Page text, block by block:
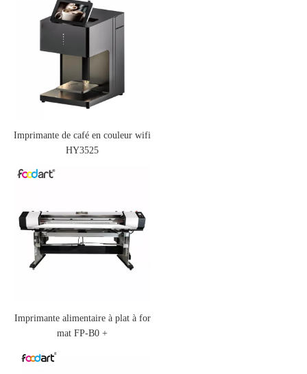
Imprimante de café en couleur wifi
HY3525
Imprimante alimentaire à plat à for
mat FP-B0 +